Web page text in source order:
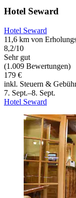
Hotel Seward
Hotel Seward
11,6 km von
8,2/10
Sehr gut
(1.009 Bewertungen)
179 €
inkl. Steuern &
7. Sept.–8. Sept.
Hotel Seward